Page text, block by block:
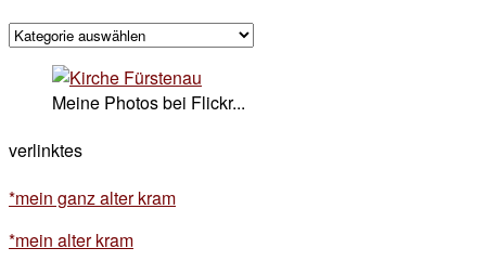
kategorisches
Meine Photos bei Flickr...
verlinktes
*mein ganz alter kram
*mein alter kram